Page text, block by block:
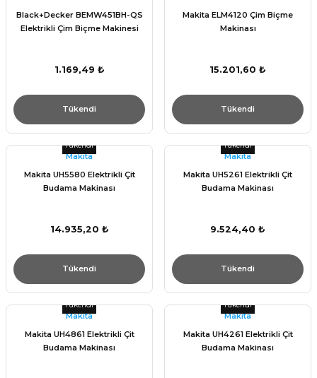
Black+Decker BEMW451BH-QS
Elektrikli Çim Biçme Makinesi
1.169,49 ₺
Tükendi
Makita ELM4120 Çim Biçme
Makinası
15.201,60 ₺
Tükendi
Tükendi
Makita
Makita UH5580 Elektrikli Çit
Budama Makinası
14.935,20 ₺
Tükendi
Tükendi
Makita
Makita UH5261 Elektrikli Çit
Budama Makinası
9.524,40 ₺
Tükendi
Tükendi
Makita
Makita UH4861 Elektrikli Çit
Budama Makinası
Tükendi
Makita
Makita UH4261 Elektrikli Çit
Budama Makinası